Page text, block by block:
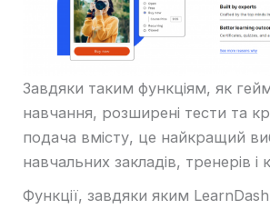
Завдяки таким функціям, як
навчання, розширені тести та
подача вмісту, це найкращий
навчальних закладів, тренерів і
Функції, завдяки яким